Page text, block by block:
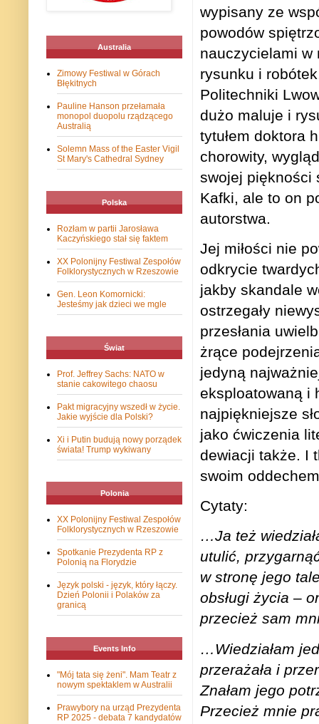
wypisany ze
powodów
nauczycielami w
rysunku i
Politechniki
dużo maluje i
tytułem doktora
chorowity,
swojej piękności
Kafki, ale to on
autorstwa.
Jej miłości nie
odkrycie
jakby skandale
ostrzegały
przesłania
żrące
jedyną
eksploatowaną i
najpiękniejsze
jako ćwiczenia
dewiacji także. I
swoim
Cytaty:
…Ja też
utulić,
w stronę jego
obsługi życia –
przecież sam
…Wiedziałam
przerażała i
Znałam jego
Przecież mnie
Australia
Zimowy Festiwal w Górach
Błękitnych
Pauline Hanson przełamała
monopol duopolu rządzącego
Australią
Solemn Mass of the Easter Vigil
St Mary's Cathedral Sydney
Polska
Rozłam w partii Jarosława
Kaczyńskiego stał się faktem
XX Polonijny Festiwal Zespołów
Folklorystycznych w Rzeszowie
Gen. Leon Komornicki:
Jesteśmy jak dzieci we mgle
Świat
Prof. Jeffrey Sachs: NATO w
stanie cakowitego chaosu
Pakt migracyjny wszedł w życie.
Jakie wyjście dla Polski?
Xi i Putin budują nowy porządek
świata! Trump wykiwany
Polonia
XX Polonijny Festiwal Zespołów
Folklorystycznych w Rzeszowie
Spotkanie Prezydenta RP z
Polonią na Florydzie
Język polski - język, który łączy.
Dzień Polonii i Polaków za
granicą
Events Info
"Mój tata się żeni". Mam Teatr z
nowym spektaklem w Australii
Prawybory na urząd Prezydenta
RP 2025 - debata 7 kandydatów